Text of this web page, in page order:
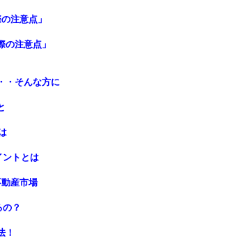
注意点」
注意点」
・そんな方に
ントとは
産市場
？
！